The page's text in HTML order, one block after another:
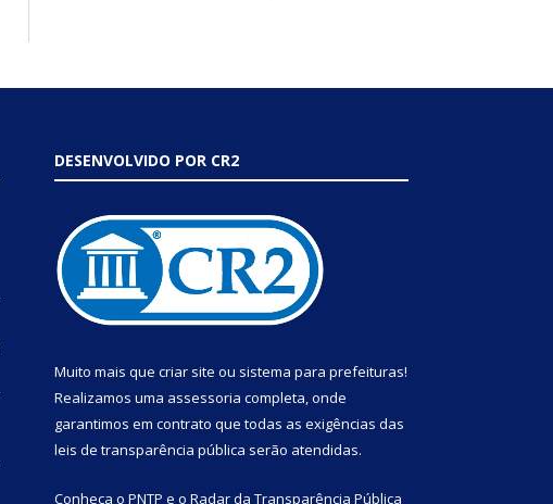
DESENVOLVIDO POR CR2
Muito mais que criar site ou sistema para prefeituras!
Realizamos uma assessoria completa, onde
garantimos em contrato que todas as exigências das
leis de transparência pública serão atendidas.
Conheça o PNTP e o Radar da Transparência Pública